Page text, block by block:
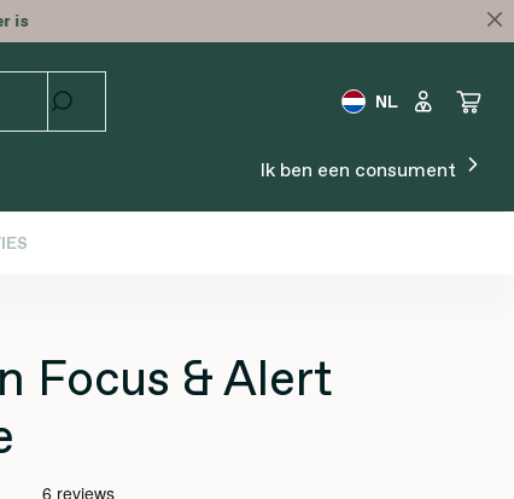
is
NL
Ik ben een consument
Focus & Alert